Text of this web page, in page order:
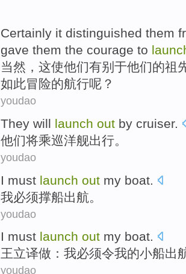
Certainly it distinguished them
gave them the courage to
当然 ， 这使他们有别于他们的祖
如此冒险的航行呢？
youdao
They will launch out by cruiser.
他们将乘巡洋舰出行。
youdao
I must launch out my boat.
我必须撑船出航 。
youdao
I must launch out my boat.
王立译做： 我必须令我的小船出
youdao